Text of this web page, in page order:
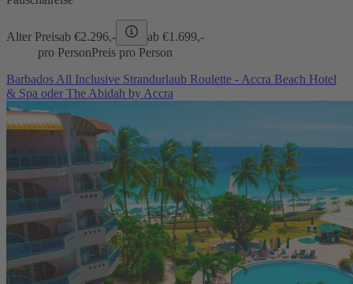
Alter Preisab €2.296,- ab €1.699,-
pro PersonPreis pro Person
Barbados All Inclusive Strandurlaub Roulette - Accra Beach Hotel
& Spa oder The Abidah by Accra